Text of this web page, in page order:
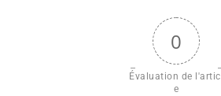
0
Évaluation de l'articl
e